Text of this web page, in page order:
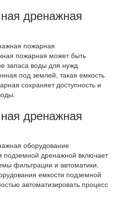
дренажная
пожарная может быть
запаса воды для нужд
под землей, такая емкость
сохраняет доступность и
дренажная
подземной дренажной включает
фильтрации и автоматики.
емкости подземной
автоматизировать процесс